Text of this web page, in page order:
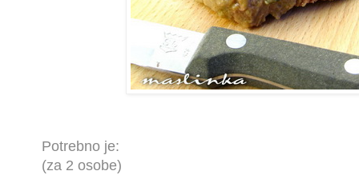
Potrebno je:
(za 2 osobe)